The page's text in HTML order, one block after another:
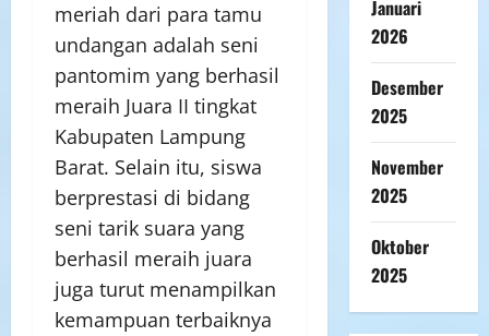
meriah dari para tamu
undangan adalah seni
pantomim yang berhasil
meraih Juara II tingkat
Kabupaten Lampung
Barat. Selain itu, siswa
berprestasi di bidang
seni tarik suara yang
berhasil meraih juara
juga turut menampilkan
kemampuan terbaiknya
Januari
2026
Desember
2025
November
2025
Oktober
2025